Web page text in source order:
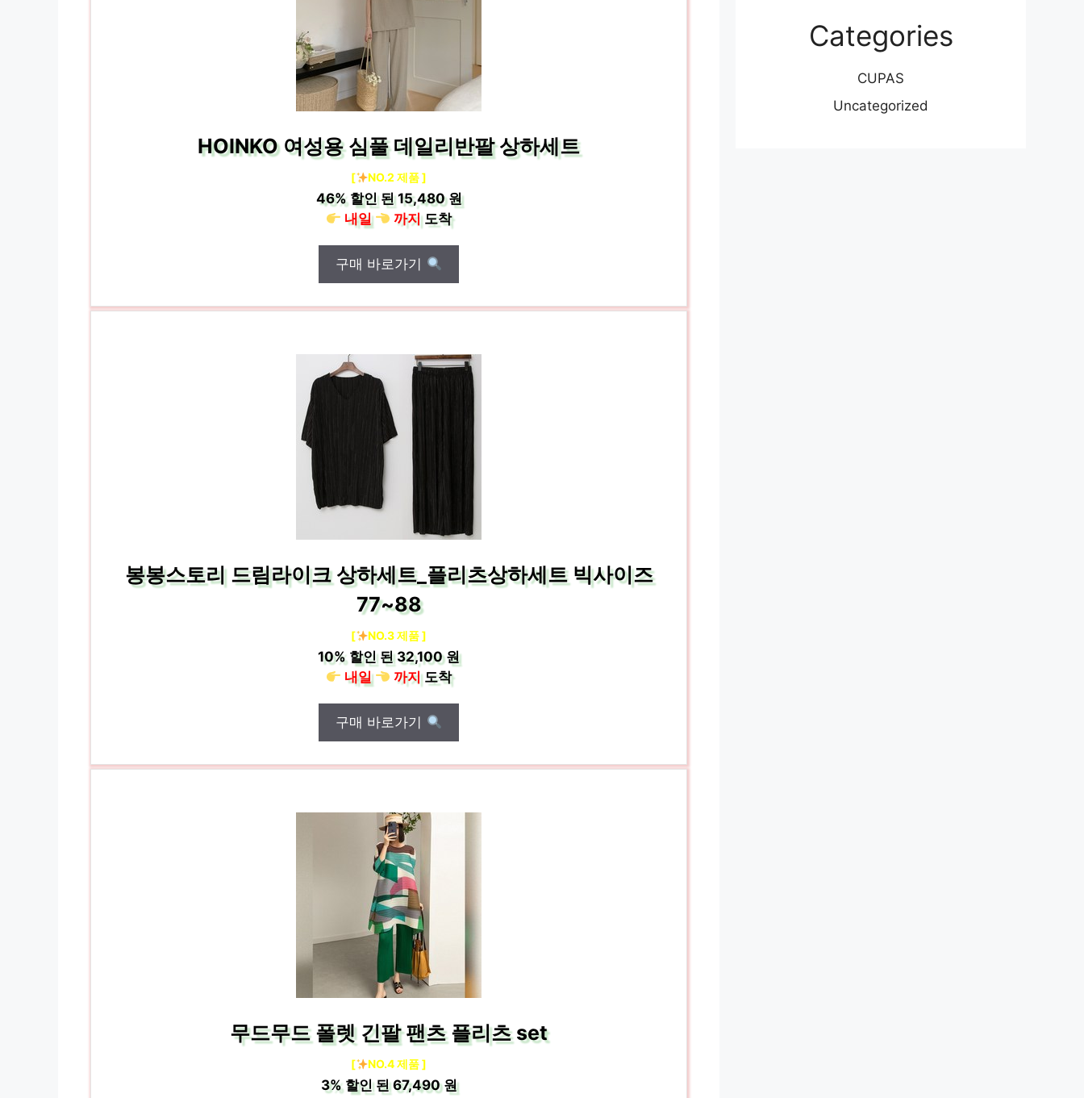
HOINKO 여성용 심풀 데일리반팔 상하세트
[ NO.2 제품 ]
46%할인 된15,480 원
내일
까지도착
구매 바로가기
봉봉스토리 드림라이크 상하세트_플리츠상하세트 빅사이즈
77~88
[ NO.3 제품 ]
10%할인 된32,100 원
내일
까지도착
구매 바로가기
무드무드 폴렛 긴팔 팬츠 플리츠 set
[ NO.4 제품 ]
3%할인 된67,490 원
Categories
CUPAS
Uncategorized